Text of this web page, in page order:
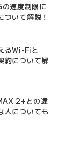
速度制限に
いて解説！
るWi-Fiと
約について解
2+との違
人についても